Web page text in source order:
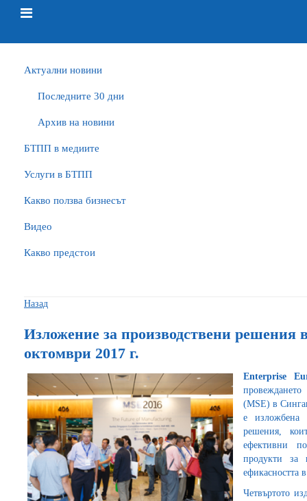
Актуални новини
Последните 30 дни
Архив на новини
БTПП в медиите
Услуги в БТПП
Какво ползва бизнесът
Видео
Какво предстои
Назад
Изложение за производствени решения
октомври 2017 г.
Еnterprise
провеждането
(MSE) в
е изложбена
решения,
ефективни
продукти за
ефикасността
Четвъртото